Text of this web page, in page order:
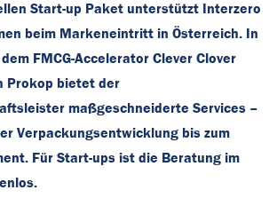
Start-up Paket unterstützt Interzero
beim Markeneintritt in Österreich. In
FMCG-Accelerator Clever Clover
Prokop bietet der
maßgeschneiderte Services –
Verpackungsentwicklung bis zum
Für Start-ups ist die Beratung im